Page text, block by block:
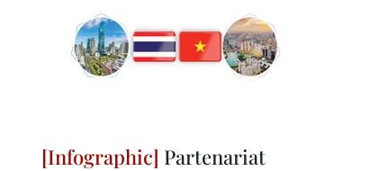
Partenariat